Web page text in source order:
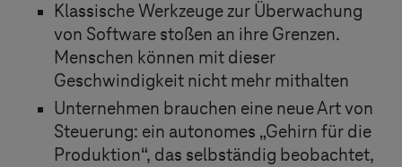
Klassische Werkzeuge zur Überwachung
von Software stoßen an ihre Grenzen.
Menschen können mit dieser
Geschwindigkeit nicht mehr mithalten
Unternehmen brauchen eine neue Art von
Steuerung: ein autonomes „Gehirn für die
Produktion“, das selbständig beobachtet,